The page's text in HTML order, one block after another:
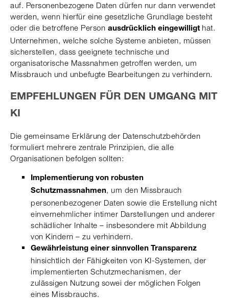
auf. Personenbezogene Daten dürfen nur dann verwendet
werden, wenn hierfür eine gesetzliche Grundlage besteht
oder die betroffene Person ausdrücklich eingewilligthat.
Unternehmen, welche solche Systeme anbieten, müssen
sicherstellen, dass geeignete technische und
organisatorische Massnahmen getroffen werden, um
Missbrauch und unbefugte Bearbeitungen zu verhindern.
EMPFEHLUNGEN FÜR DEN UMGANG MIT
KI
Die gemeinsame Erklärung der Datenschutzbehörden
formuliert mehrere zentrale Prinzipien, die alle
Organisationen befolgen sollten:
Implementierung von robusten
Schutzmassnahmen, um den Missbrauch
personenbezogener Daten sowie die Erstellung nicht
einvernehmlicher intimer Darstellungen und anderer
schädlicher Inhalte – insbesondere mit Abbildung
von Kindern – zu verhindern.
Gewährleistung einer sinnvollen Transparenz
hinsichtlich der Fähigkeiten von KI-Systemen, der
implementierten Schutzmechanismen, der
zulässigen Nutzung sowei der möglichen Folgen
eines Missbrauchs.